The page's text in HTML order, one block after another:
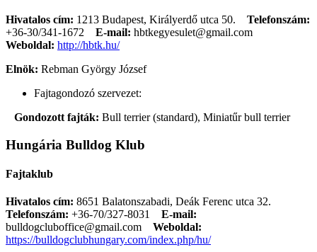
Hivatalos cím: 1213 Budapest, Királyerdő utca 50. Telefonszám:
+36-30/341-1672
E-mail: hbtkegyesulet@gmail.com
Weboldal: http://hbtk.hu/
Elnök: Rebman György József
Fajtagondozó szervezet:
Gondozott fajták: Bull terrier (standard), Miniatűr bull terrier
Hungária Bulldog Klub
Fajtaklub
Hivatalos cím: 8651 Balatonszabadi, Deák Ferenc utca 32.
Telefonszám: +36-70/327-8031
E-mail:
bulldogcluboffice@gmail.com
Weboldal:
https://bulldogclubhungary.com/index.php/hu/